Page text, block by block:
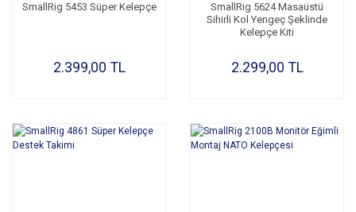
SmallRig 5453 Süper Kelepçe
2.399,00 TL
SmallRig 5624 Masaüstü
Sihirli Kol Yengeç Şeklinde
Kelepçe Kiti
2.299,00 TL